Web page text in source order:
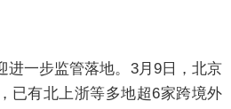
一步监管落地。3月9日，北京
已有北上浙等多地超6家跨境外